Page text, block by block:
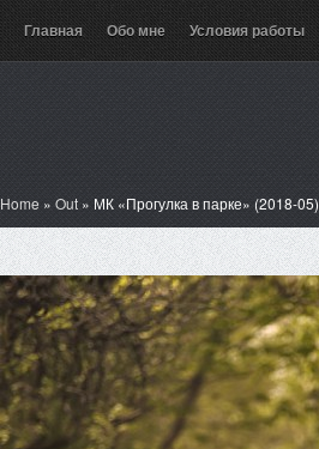
Главная Обо мне Условия работы
Home » Out » МК «Прогулка в парке» (2018-05)